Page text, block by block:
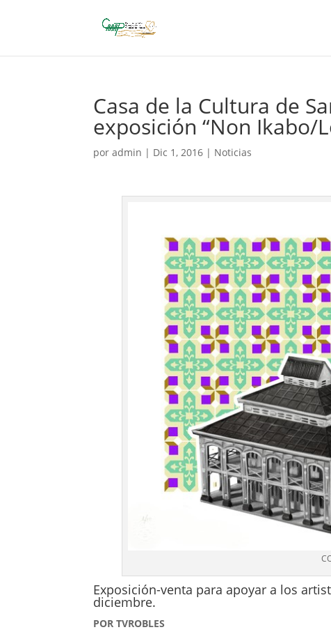
Casa de la Cultura de
exposición “Non Ikabo/
poradmin | Dic 1, 2016 | Noticias
Exposición-venta para apoyar a los
diciembre.
POR TVROBLES